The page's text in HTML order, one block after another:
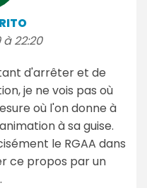
à 22:20
d'arrêter et de
je ne vois pas où
où l'on donne à
à sa guise.
le RGAA dans
ce propos par un